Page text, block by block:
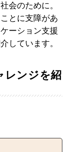
会のために。
とに支障があ
ーション支援
しています。
レンジを紹